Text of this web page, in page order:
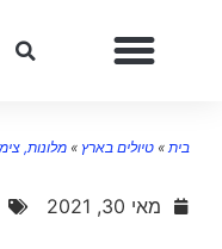
»טיולים בארץ»מלונות, צימרים
מאי 30, 2021